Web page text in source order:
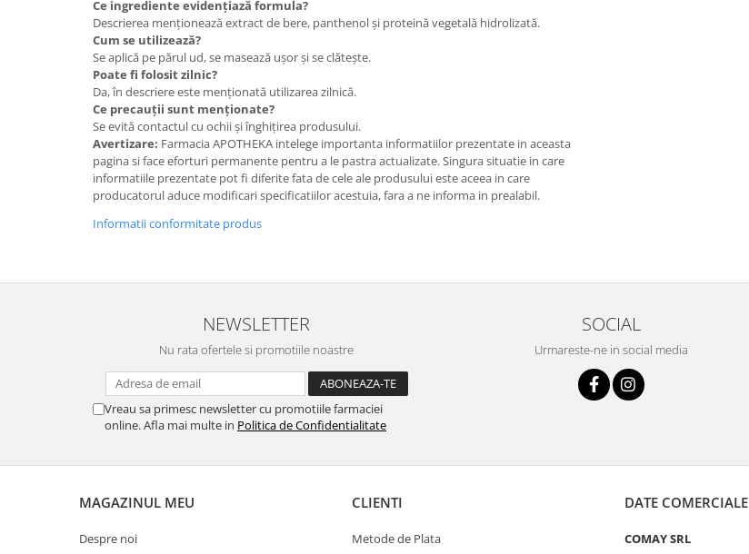
Ce ingrediente evidențiază formula?
Descrierea menționează extract de bere, panthenol și proteină vegetală hidrolizată.
Cum se utilizează?
Se aplică pe părul ud, se masează ușor și se clătește.
Poate fi folosit zilnic?
Da, în descriere este menționată utilizarea zilnică.
Ce precauții sunt menționate?
Se evită contactul cu ochii și înghițirea produsului.
Avertizare: Farmacia APOTHEKA intelege importanta informatiilor prezentate in aceasta
pagina si face eforturi permanente pentru a le pastra actualizate. Singura situatie in care
informatiile prezentate pot fi diferite fata de cele ale produsului este aceea in care
producatorul aduce modificari specificatiilor acestuia, fara a ne informa in prealabil.
Informatii conformitate produs
NEWSLETTER
Nu rata ofertele si promotiile noastre
Vreau sa primesc newsletter cu promotiile farmaciei
online. Afla mai multe in Politica de Confidentialitate
SOCIAL
Urmareste-ne in social media
MAGAZINUL MEU
Despre noi
CLIENTI
Metode de Plata
DATE COMERCIALE
COMAY SRL